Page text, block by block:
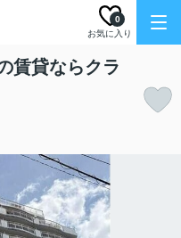
お気に入り
0
貸ならクラ